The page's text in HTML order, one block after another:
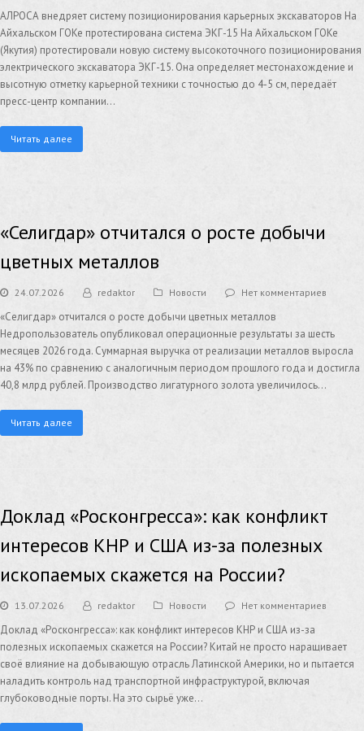
АЛРОСА внедряет систему позиционирования карьерных экскаваторов На
Айхальском ГОКе протестирована система ЭКГ-15 На Айхальском ГОКе
(Якутия) протестировали новую систему высокоточного позиционирования
электрического экскаватора ЭКГ-15. Она определяет местонахождение и
высотную отметку карьерной техники с точностью до 4-5 см, передаёт
пресс-центр компании…
Читать далее
«Селигдар» отчитался о росте добычи
цветных металлов
24.07.2026 redaktor Новости Нет комментариев
«Селигдар» отчитался о росте добычи цветных металлов
Недропользователь опубликовал операционные результаты за шесть
месяцев 2026 года. Суммарная выручка от реализации металлов выросла
на 43% по сравнению с аналогичным периодом прошлого года и достигла
40,8 млрд рублей. Производство лигатурного золота увеличилось…
Читать далее
Доклад «Росконгресса»: как конфликт
интересов КНР и США из-за полезных
ископаемых скажется на России?
13.07.2026 redaktor Новости Нет комментариев
Доклад «Росконгресса»: как конфликт интересов КНР и США из-за
полезных ископаемых скажется на России? Китай не просто наращивает
своё влияние на добывающую отрасль Латинской Америки, но и пытается
наладить контроль над транспортной инфраструктурой, включая
глубоководные порты. На это сырьё уже…